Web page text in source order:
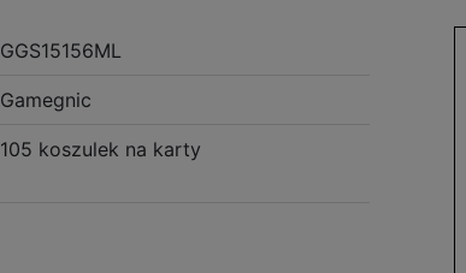
GGS15156ML
Gamegnic
105 koszulek na karty